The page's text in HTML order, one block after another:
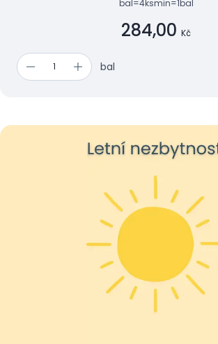
bal=4ksmin=1bal
284,00 Kč
bal